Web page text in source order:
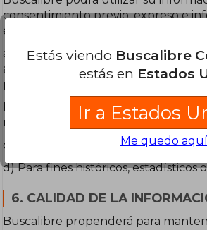
consentimiento previo, expreso e
exclusivamente en los siguientes
a) Por requerimiento de autoridad
administrativa en ejercicio de sus
por origen judicial.
b) Cuando la información sea
naturaleza pública.
c) Casos de urgencia médica o
d) Para fines históricos, estadísticos
6. CALIDAD DE LA
Buscalibre propenderá para
Estás viendo Buscalibre
estás en Estados
Ir a Estados
Me quedo aquí